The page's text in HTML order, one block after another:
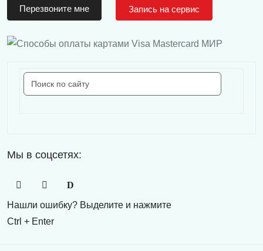
Перезвоните мне Запись на сервис
Мы в соцсетях:
Нашли ошибку? Выделите и нажмите
Ctrl + Enter